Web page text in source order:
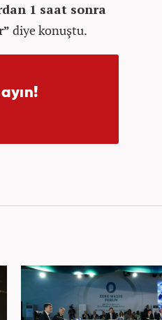
1 saat sonra
diye konuştu.